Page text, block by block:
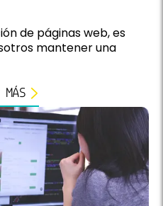
de páginas web, es
mantener una
MÁS